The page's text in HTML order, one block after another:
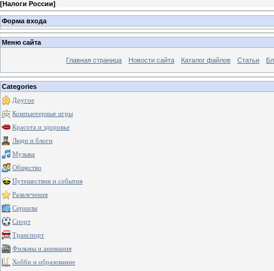
[Налоги России]
Форма входа
Меню сайта
Главная страница Новости сайта Каталог файлов Статьи
Categories
Другое
Компьютерные игры
Красота и здоровье
Люди и блоги
Музыка
Общество
Путешествия и события
Развлечения
Сериалы
Спорт
Транспорт
Фильмы и анимация
Хобби и образование